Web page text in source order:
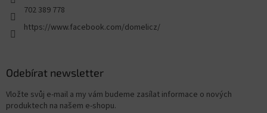
702 389 778
https://www.facebook.com/domelicz/
Odebírat newsletter
Vložte svůj e-mail a my vám budeme zasílat informace o nových
produktech na našem e-shopu.